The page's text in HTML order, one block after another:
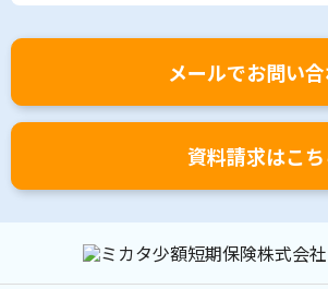
メールでお問い
資料請求はこち